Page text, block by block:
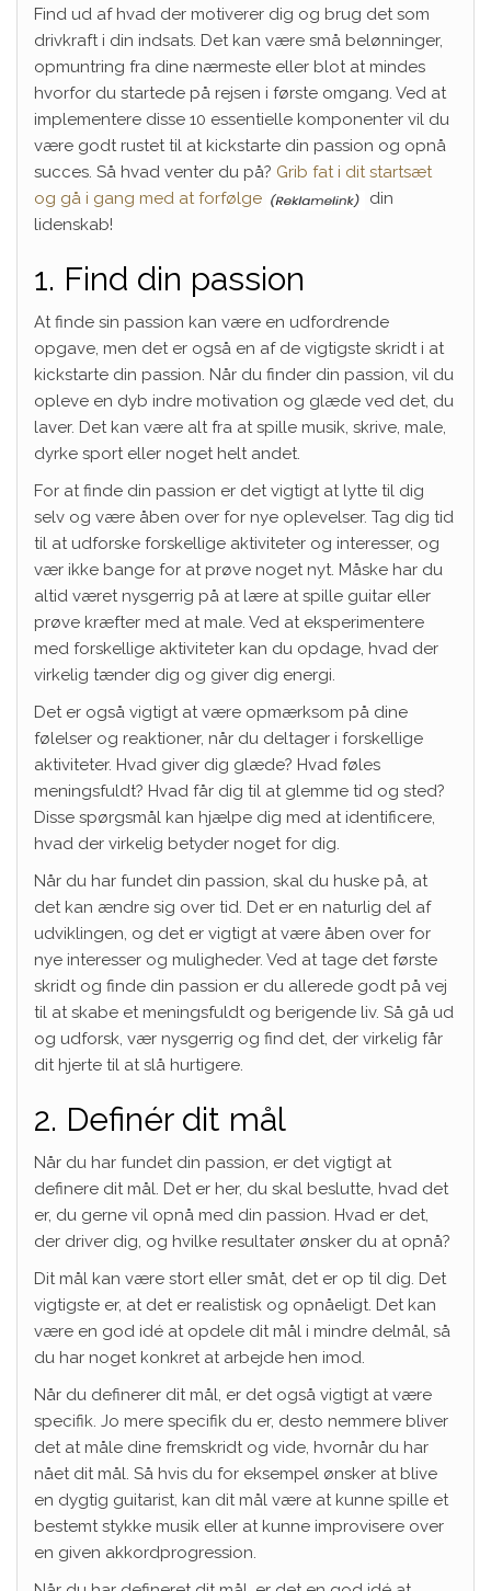
Find ud af hvad der motiverer dig og brug det som
drivkraft i din indsats. Det kan være små belønninger,
opmuntring fra dine nærmeste eller blot at mindes
hvorfor du startede på rejsen i første omgang. Ved at
implementere disse 10 essentielle komponenter vil du
være godt rustet til at kickstarte din passion og opnå
succes. Så hvad venter du på? Grib fat i dit startsæt
og gå i gang med at forfølge
din
lidenskab!
1. Find din passion
At finde sin passion kan være en udfordrende
opgave, men det er også en af de vigtigste skridt i at
kickstarte din passion. Når du finder din passion, vil du
opleve en dyb indre motivation og glæde ved det, du
laver. Det kan være alt fra at spille musik, skrive, male,
dyrke sport eller noget helt andet.
For at finde din passion er det vigtigt at lytte til dig
selv og være åben over for nye oplevelser. Tag dig tid
til at udforske forskellige aktiviteter og interesser, og
vær ikke bange for at prøve noget nyt. Måske har du
altid været nysgerrig på at lære at spille guitar eller
prøve kræfter med at male. Ved at eksperimentere
med forskellige aktiviteter kan du opdage, hvad der
virkelig tænder dig og giver dig energi.
Det er også vigtigt at være opmærksom på dine
følelser og reaktioner, når du deltager i forskellige
aktiviteter. Hvad giver dig glæde? Hvad føles
meningsfuldt? Hvad får dig til at glemme tid og sted?
Disse spørgsmål kan hjælpe dig med at identificere,
hvad der virkelig betyder noget for dig.
Når du har fundet din passion, skal du huske på, at
det kan ændre sig over tid. Det er en naturlig del af
udviklingen, og det er vigtigt at være åben over for
nye interesser og muligheder. Ved at tage det første
skridt og finde din passion er du allerede godt på vej
til at skabe et meningsfuldt og berigende liv. Så gå ud
og udforsk, vær nysgerrig og find det, der virkelig får
dit hjerte til at slå hurtigere.
2. Definér dit mål
Når du har fundet din passion, er det vigtigt at
definere dit mål. Det er her, du skal beslutte, hvad det
er, du gerne vil opnå med din passion. Hvad er det,
der driver dig, og hvilke resultater ønsker du at opnå?
Dit mål kan være stort eller småt, det er op til dig. Det
vigtigste er, at det er realistisk og opnåeligt. Det kan
være en god idé at opdele dit mål i mindre delmål, så
du har noget konkret at arbejde hen imod.
Når du definerer dit mål, er det også vigtigt at være
specifik. Jo mere specifik du er, desto nemmere bliver
det at måle dine fremskridt og vide, hvornår du har
nået dit mål. Så hvis du for eksempel ønsker at blive
en dygtig guitarist, kan dit mål være at kunne spille et
bestemt stykke musik eller at kunne improvisere over
en given akkordprogression.